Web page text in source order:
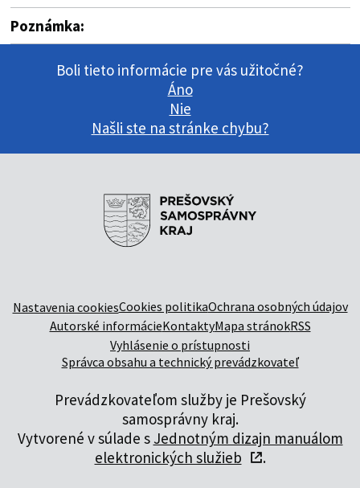
Poznámka:
Boli tieto informácie pre vás užitočné?
Áno
Nie
Našli ste na stránke chybu?
Nastavenia cookiesCookies politikaOchrana osobných údajov
Autorské informácieKontaktyMapa stránokRSS
Vyhlásenie o prístupnosti
Správca obsahu a technický prevádzkovateľ
Prevádzkovateľom služby je Prešovský
samosprávny kraj.
Vytvorené v súlade s Jednotným dizajn manuálom
elektronických služieb
.